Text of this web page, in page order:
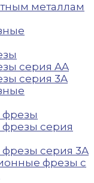
металлам
серия AA
серия 3A
фрезы
серия
серия 3A
фрезы с